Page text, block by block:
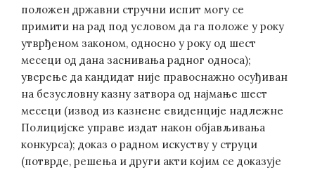
положен државни стручни испит могу се
примити на рад под условом да га положе у року
утврђеном законом, односно у року од шест
месеци од дана заснивања радног односа);
уверење да кандидат није правоснажно осуђиван
на безусловну казну затвора од најмање шест
месеци (извод из казнене евиденције надлежне
Полицијске управе издат након објављивања
конкурса); доказ о радном искуству у струци
(потврде, решења и други акти којим се доказује